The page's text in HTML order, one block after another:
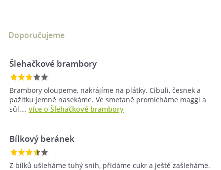
Doporučujeme
Šlehačkové brambory
Brambory oloupeme, nakrájíme na plátky. Cibuli, česnek a
pažitku jemně nasekáme. Ve smetaně promícháme maggi a
sůl.… více o Šlehačkové brambory
Bílkový beránek
Z bílků ušleháme tuhý sníh, přidáme cukr a ještě zašleháme.